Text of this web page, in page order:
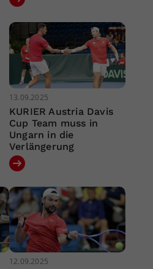
13.09.2025
KURIER Austria Davis
Cup Team muss in
Ungarn in die
Verlängerung
12.09.2025